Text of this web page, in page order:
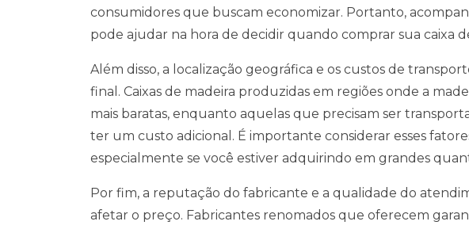
consumidores que buscam economizar. Portanto,
pode ajudar na hora de decidir quando comprar sua caixa
Além disso, a localização geográfica e os custos de
final. Caixas de madeira produzidas em regiões onde a
mais baratas, enquanto aquelas que precisam ser
ter um custo adicional. É importante considerar esses
especialmente se você estiver adquirindo em grandes
Por fim, a reputação do fabricante e a qualidade do
afetar o preço. Fabricantes renomados que oferecem